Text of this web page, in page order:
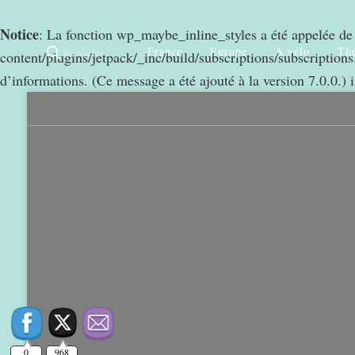
Notice: La fonction wp_maybe_inline_styles a été appelée
content/plugins/jetpack/_inc/build/subscriptions/
d’informations. (Ce message a été ajouté à la version 7.0.0.)
Rechercher France Europe A vélo